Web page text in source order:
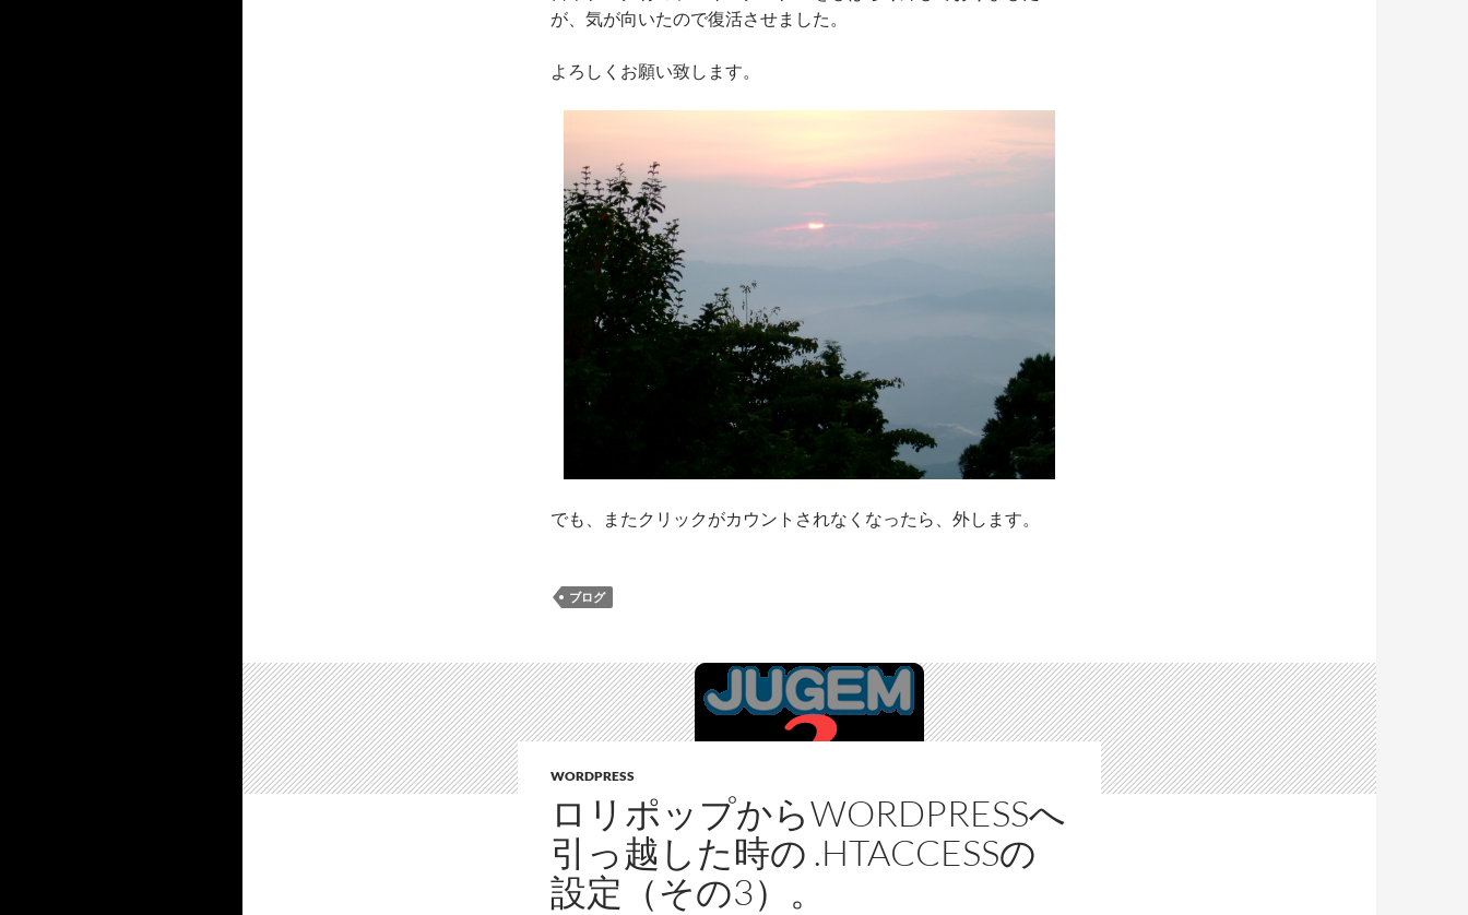
が、気が向いたので復活させました。
よろしくお願い致します。
でも、またクリックがカウントされなくなったら、外します。
ブログ
WORDPRESS
ロリポップからWORDPRESSへ
引っ越した時の .HTACCESSの
設定（その3）。